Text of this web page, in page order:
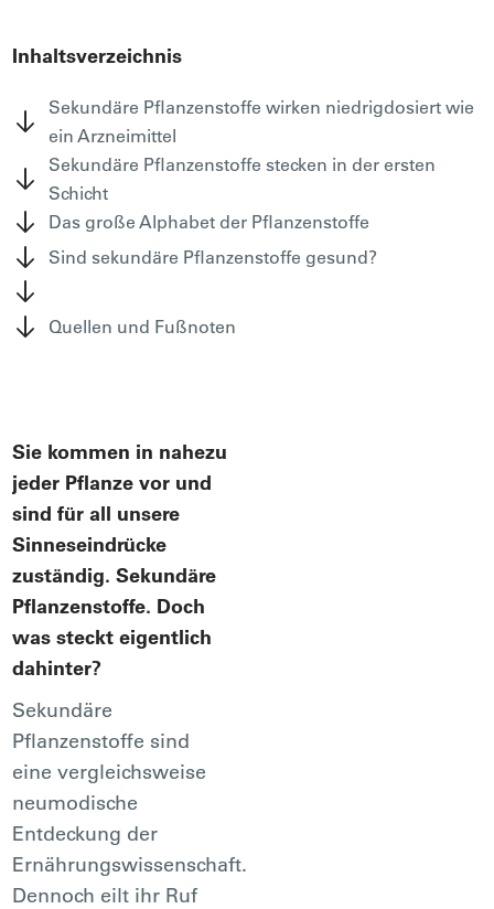
Inhaltsverzeichnis
Sekundäre Pflanzenstoffe wirken niedrigdosiert wie
ein Arzneimittel
Sekundäre Pflanzenstoffe stecken in der ersten
Schicht
Das große Alphabet der Pflanzenstoffe
Sind sekundäre Pflanzenstoffe gesund?
Quellen und Fußnoten
Sie kommen in nahezu
jeder Pflanze vor und
sind für all unsere
Sinneseindrücke
zuständig. Sekundäre
Pflanzenstoffe. Doch
was steckt eigentlich
dahinter?
Sekundäre
Pflanzenstoffe sind
eine vergleichsweise
neumodische
Entdeckung der
Ernährungswissenschaft.
Dennoch eilt ihr Ruf